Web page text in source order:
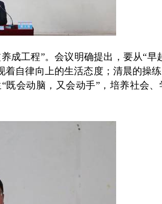
成工程”。会议明确提出，要从“
自律向上的生活态度；清晨的操
会动脑，又会动手”，培养社会